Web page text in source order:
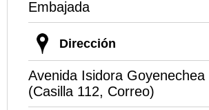
Embajada
Dirección
Avenida Isidora Goyenechea
(Casilla 112, Correo)